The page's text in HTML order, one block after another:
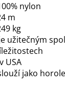
nylon
m
kg
užitečným
USA
jako